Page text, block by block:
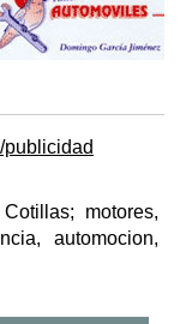
publicidad
motores,
automocion,